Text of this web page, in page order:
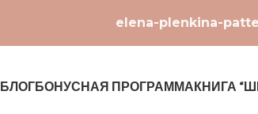
elena-plenkina-
БЛОГБОНУСНАЯ ПРОГРАММАКНИГА